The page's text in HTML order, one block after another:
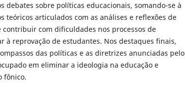
debates sobre políticas educacionais, somando-se à
teóricos articulados com as análises e reflexões de
contribuir com dificuldades nos processos de
à reprovação de estudantes. Nos destaques finais,
das políticas e as diretrizes anunciadas pelo
em eliminar a ideologia na educação e
fônico.